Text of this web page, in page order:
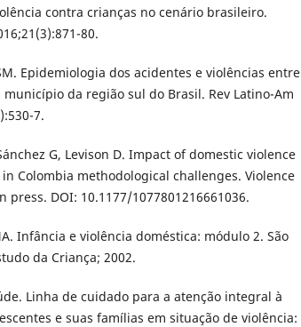
contra crianças no cenário brasileiro.
80.
Epidemiologia dos acidentes e violências entre
da região sul do Brasil. Rev Latino-Am
7.
G, Levison D. Impact of domestic violence
Colombia methodological challenges. Violence
press. DOI: 10.1177/1077801216661036.
Infância e violência doméstica: módulo 2. São
da Criança; 2002.
Linha de cuidado para a atenção integral à
e suas famílias em situação de violência: